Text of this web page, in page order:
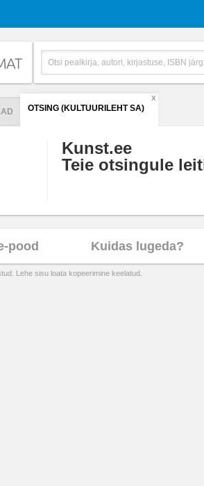
OTSING (KULTUURILEHT SA)
X
Kunst.ee
Teie otsingule
pood Kuidas lugeda?
Lehe sisu loata kopeerimine keelatud.